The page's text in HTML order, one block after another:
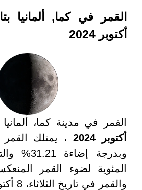
أكتوبر 2024
القمر في مدينة كما، ألمانيا
أكتوبر 2024
، يمتلك
وبدرجة
المئوية لضوء القمر